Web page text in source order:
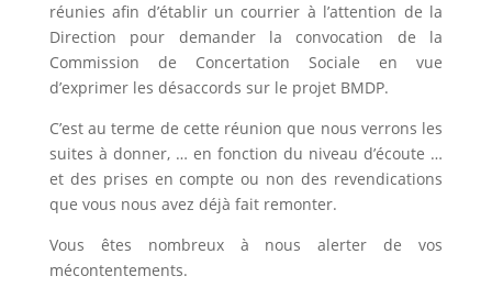
réunies afin d’établir un courrier à l’attention de la
Direction pour demander la convocation de la
Commission de Concertation Sociale en vue
d’exprimer les désaccords sur le projet BMDP.
C’est au terme de cette réunion que nous verrons les
suites à donner, … en fonction du niveau d’écoute …
et des prises en compte ou non des revendications
que vous nous avez déjà fait remonter.
Vous êtes nombreux à nous alerter de vos
mécontentements.